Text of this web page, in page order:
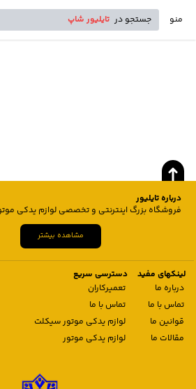
منو جستجو در تایلیور شاپ
درباره تایلیور
فروشگاه بزرگ اینترنتی و تخصصی لوازم یدکی
مشاهده بیشتر
لینکهای مفید
درباره ما
تماس با ما
قوانین ما
مقالات ما
دسترسی سریع
تعمیرکاران
تماس با ما
لوازم یدکی موتور سیکلت
لوازم یدکی موتور